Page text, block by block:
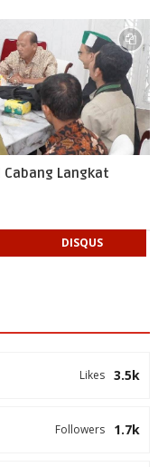
Langkat
DISQUS
3.5k
Likes
1.7k
Followers